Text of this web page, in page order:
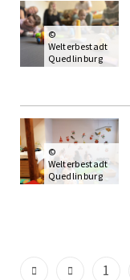
©
Welterbestadt
Quedlinburg
©
Welterbestadt
Quedlinburg
1